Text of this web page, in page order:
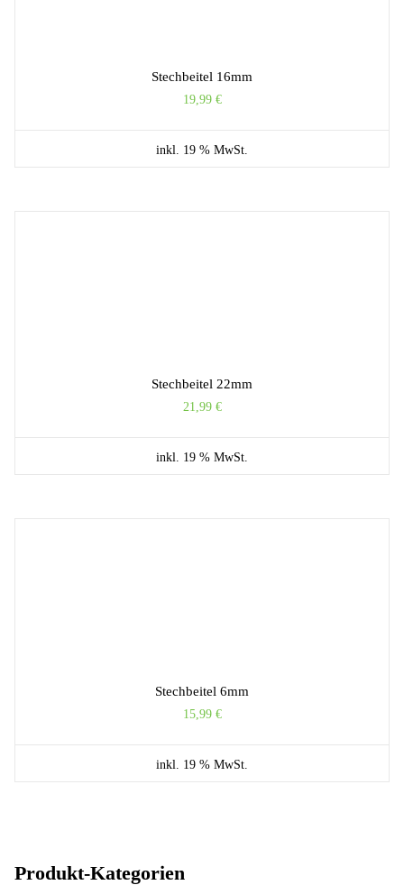
Stechbeitel 16mm
19,99 €
inkl. 19 % MwSt.
Stechbeitel 22mm
21,99 €
inkl. 19 % MwSt.
Stechbeitel 6mm
15,99 €
inkl. 19 % MwSt.
Produkt-Kategorien